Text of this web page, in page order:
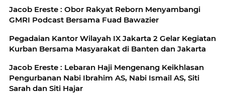
Jacob Ereste : Obor Rakyat Reborn Menyambangi
GMRI Podcast Bersama Fuad Bawazier
Pegadaian Kantor Wilayah IX Jakarta 2 Gelar Kegiatan
Kurban Bersama Masyarakat di Banten dan Jakarta
Jacob Ereste : Lebaran Haji Mengenang Keikhlasan
Pengurbanan Nabi Ibrahim AS, Nabi Ismail AS, Siti
Sarah dan Siti Hajar